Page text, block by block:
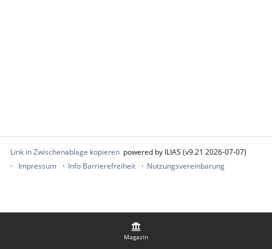
Magazin
Link in Zwischenablage kopieren powered by ILIAS (v9.21 2026-07-07)
Impressum
Info Barrierefreiheit Nutzungsvereinbarung